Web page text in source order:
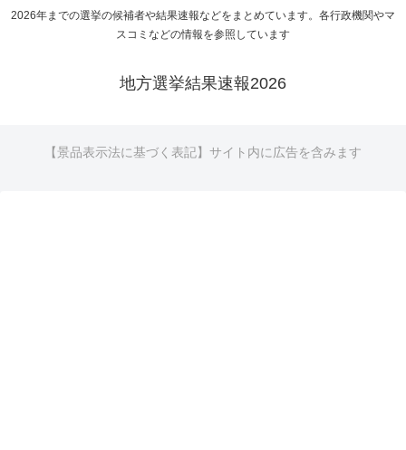
2026年までの選挙の候補者や結果速報などをまとめています。各行政機関やマ
スコミなどの情報を参照しています
地方選挙結果速報2026
【景品表示法に基づく表記】サイト内に広告を含みます